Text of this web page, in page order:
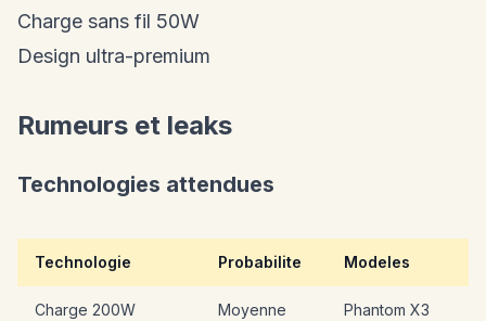
Charge sans fil 50W
Design ultra-premium
Rumeurs et leaks
Technologies attendues
Technologie Probabilite Modeles
Charge 200W Moyenne Phantom X3